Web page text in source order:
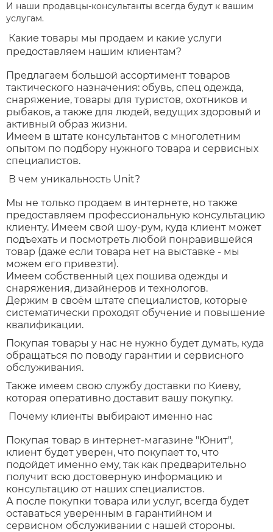
И наши продавцы-консультанты всегда будут к вашим
услугам.
Какие товары мы продаем и какие услуги
предоставляем нашим клиентам?
Предлагаем большой ассортимент товаров
тактического назначения: обувь, спец одежда,
снаряжение, товары для туристов, охотников и
рыбаков, а также для людей, ведущих здоровый и
активный образ жизни.
Имеем в штате консультантов с многолетним
опытом по подбору нужного товара и сервисных
специалистов.
В чем уникальность Unit?
Мы не только продаем в интернете, но также
предоставляем профессиональную консультацию
клиенту. Имеем свой шоу-рум, куда клиент может
подъехать и посмотреть любой понравившейся
товар (даже если товара нет на выставке - мы
можем его привезти).
Имеем собственный цех пошива одежды и
снаряжения, дизайнеров и технологов.
Держим в своём штате специалистов, которые
систематически проходят обучение и повышение
квалификации.
Покупая товары у нас не нужно будет думать, куда
обращаться по поводу гарантии и сервисного
обслуживания.
Также имеем свою службу доставки по Киеву,
которая оперативно доставит вашу покупку.
Почему клиенты выбирают именно нас
Покупая товар в интернет-магазине "Юнит",
клиент будет уверен, что покупает то, что
подойдет именно ему, так как предварительно
получит всю достоверную информацию и
консультацию от наших специалистов.
А после покупки товара или услуг, всегда будет
оставаться уверенным в гарантийном и
сервисном обслуживании с нашей стороны.